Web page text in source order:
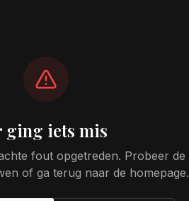
ging iets mis
fout opgetreden. Probeer de
of ga terug naar de homepage.